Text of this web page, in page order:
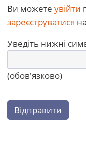
Ви можете увійти
зареєструватися
Уведіть нижні
(обов'язково)
Відправити